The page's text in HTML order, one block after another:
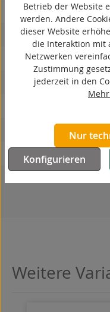
ESD
elektrisch leitfähig
korrosionsbeständig
hitzebeständig
Produkttyp
Material Gehäuse
Produktgalerie
Weitere
Betrieb der Website
werden. Andere
dieser Website
die Interaktion mit
Netzwerken
Zustimmung
jederzeit in den
Nur
Konfigurieren